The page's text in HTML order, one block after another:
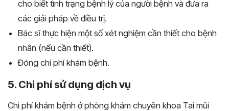
cho biết tình trạng bệnh lý của người bệnh và đưa ra
các giải pháp về điều trị.
Bác sĩ thực hiện một số xét nghiệm cần thiết cho bệnh
nhân (nếu cần thiết).
Đóng chi phí khám bệnh.
5. Chi phí sử dụng dịch vụ
Chi phí khám bệnh ở phòng khám chuyên khoa Tai mũi